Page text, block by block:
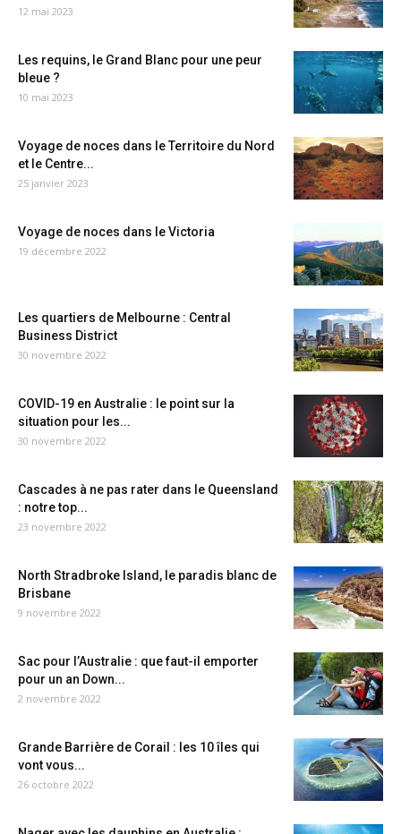
12 mai 2023
Les requins, le Grand Blanc pour une peur
bleue ?
10 mai 2023
Voyage de noces dans le Territoire du Nord
et le Centre...
25 janvier 2023
Voyage de noces dans le Victoria
19 décembre 2022
Les quartiers de Melbourne : Central
Business District
30 novembre 2022
COVID-19 en Australie : le point sur la
situation pour les...
30 novembre 2022
Cascades à ne pas rater dans le Queensland
: notre top...
23 novembre 2022
North Stradbroke Island, le paradis blanc de
Brisbane
9 novembre 2022
Sac pour l’Australie : que faut-il emporter
pour un an Down...
2 novembre 2022
Grande Barrière de Corail : les 10 îles qui
vont vous...
26 octobre 2022